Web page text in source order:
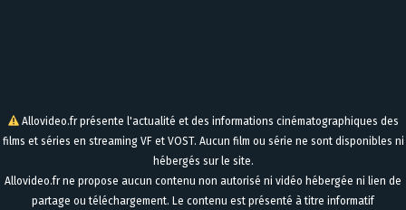
Allovideo.fr présente l'actualité et des informations cinématographiques des
films et séries en streaming VF et VOST. Aucun film ou série ne sont disponibles ni
hébergés sur le site.
Allovideo.fr ne propose aucun contenu non autorisé ni vidéo hébergée ni lien de
partage ou téléchargement. Le contenu est présenté à titre informatif